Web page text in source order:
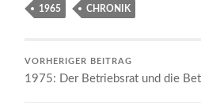
1965 CHRONIK
VORHERIGER BEITRAG
1975: Der Betriebsrat und die